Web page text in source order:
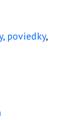
poviedky,